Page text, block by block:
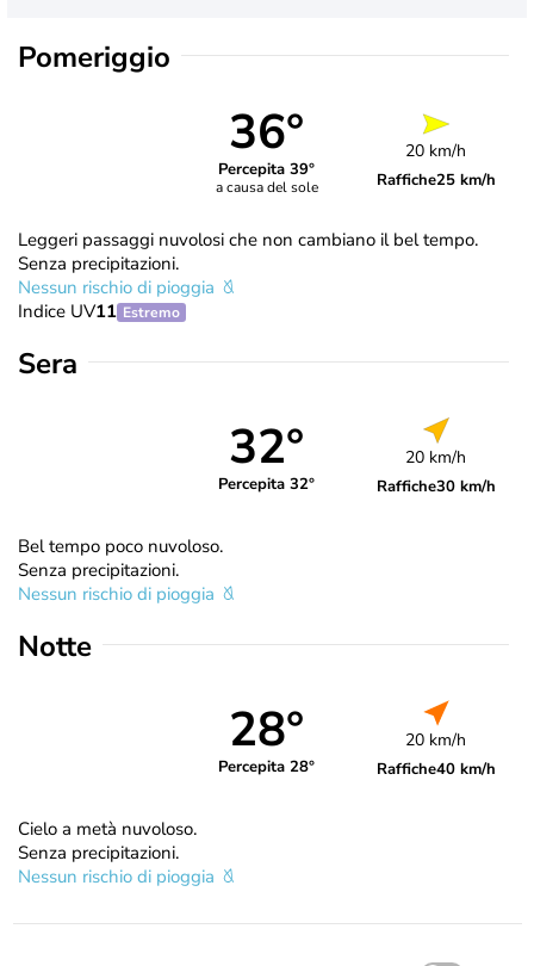
Pomeriggio
36°
Percepita 39°
a causa del sole
20 km/h
Raffiche25 km/h
Leggeri passaggi nuvolosi che non cambiano il bel tempo.
Senza precipitazioni.
Nessun rischio di pioggia
Indice UV11 Estremo
Sera
32°
Percepita 32°
20 km/h
Raffiche30 km/h
Bel tempo poco nuvoloso.
Senza precipitazioni.
Nessun rischio di pioggia
Notte
28°
Percepita 28°
20 km/h
Raffiche40 km/h
Cielo a metà nuvoloso.
Senza precipitazioni.
Nessun rischio di pioggia